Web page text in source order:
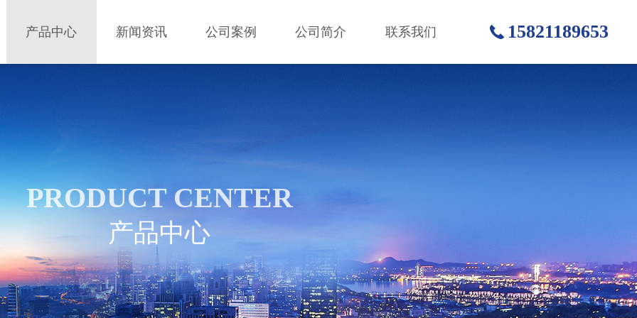
产品中心 新闻资讯 公司案例 公司简介 联系我们 15821189653
PRODUCT CENTER
产品中心